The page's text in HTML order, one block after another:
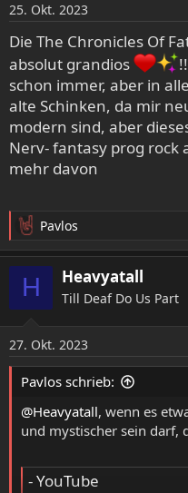
n
e
n
:
25. Okt. 2023
Die The Chronicles Of
absolut grandios
schon immer, aber in
alte Schinken, da mir
modern sind, aber
Nerv- fantasy prog rock
mehr davon
R
e
a
n
e
n
Pavlos
H Heavyatall
Till Deaf Do Us Part
27. Okt. 2023
Pavlos schrieb:
@Heavyatall, wenn es
und mystischer sein darf,
- YouTube